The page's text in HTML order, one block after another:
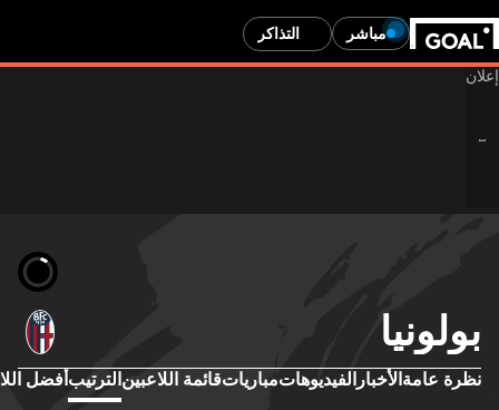
مباشر التذاكر
بولونيا
نظرة عامة الأخبار الفيديوهاتمبارياتقائمة اللاعبين الترتيب أفضل